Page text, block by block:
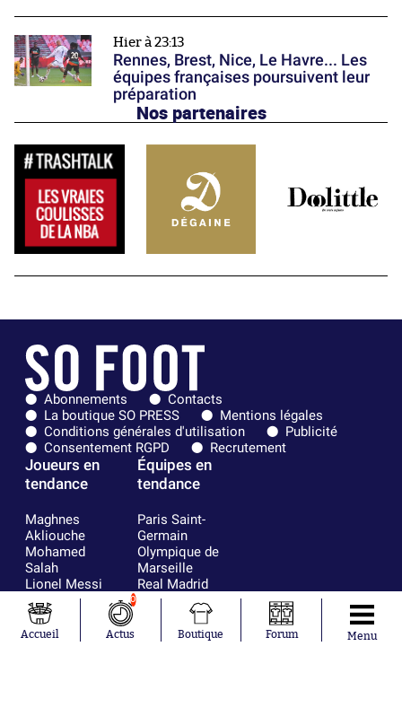
Hier à 23:13
Rennes, Brest, Nice, Le Havre... Les
équipes françaises poursuivent leur
préparation
Nos partenaires
Abonnements
Contacts
La boutique SO PRESS
Mentions légales
Conditions générales d'utilisation
Publicité
Consentement RGPD
Recrutement
Joueurs en
tendance
Maghnes
Akliouche
Mohamed
Salah
Lionel Messi
Ferrán Torres
Kilian Corredor
Franco
Équipes en
tendance
Paris Saint-
Germain
Olympique de
Marseille
Real Madrid
FIFA
Olympique
lyonnais
Accueil
0
Actus Boutique Forum Menu